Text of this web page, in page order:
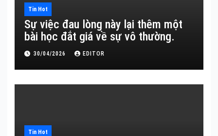
Tin Hot
Sự việc đau lòng này lại thêm một
bài học đắt giá về sự vô thường.
30/04/2026 EDITOR
Tin Hot